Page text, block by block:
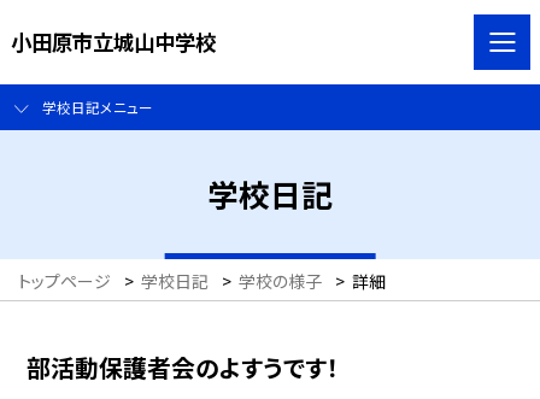
小田原市立城山中学校
学校日記メニュー
学校日記
トップページ > 学校日記 > 学校の様子 > 詳細
部活動保護者会のよすうです！